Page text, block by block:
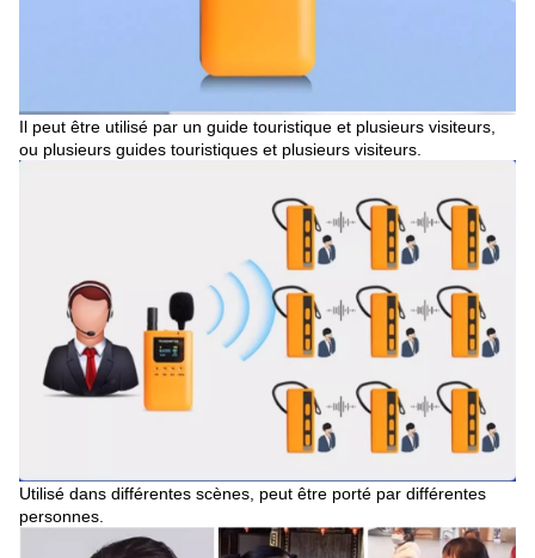
Il peut être utilisé par un guide touristique et plusieurs visiteurs,
ou plusieurs guides touristiques et plusieurs visiteurs.
Utilisé dans différentes scènes, peut être porté par différentes
personnes.